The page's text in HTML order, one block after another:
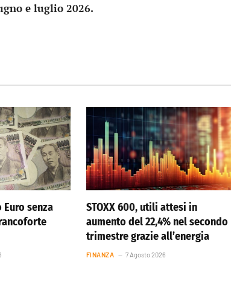
e luglio 2026.
Euro senza
STOXX 600, utili attesi in
aumento del 22,4% nel secondo
trimestre grazie all’energia
FINANZA 7 Agosto 2026